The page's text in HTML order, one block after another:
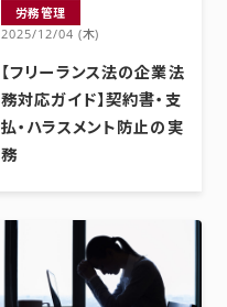
労務管理
2025/12/04 (木)
【フリーランス法の企業法
務対応ガイド】契約書・支
払・ハラスメント防止の実
務